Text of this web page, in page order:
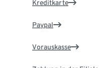
Kreditkarte
Paypal
Vorauskasse